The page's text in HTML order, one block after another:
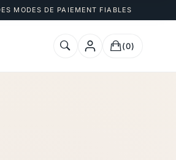
MODES DE PAIEMENT FIABLES
(0)